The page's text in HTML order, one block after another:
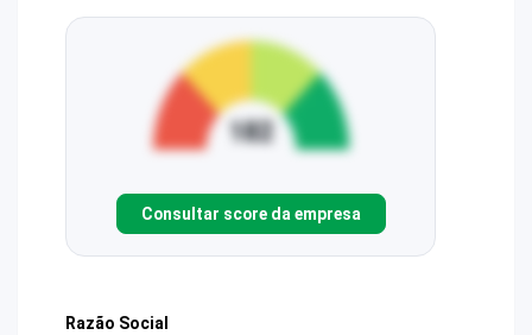
Consultar score da empresa
Razão Social